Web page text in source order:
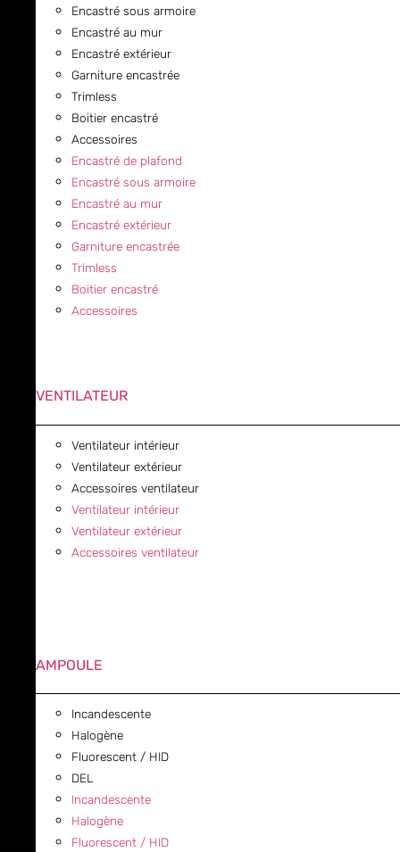
Encastré sous armoire
Encastré au mur
Encastré extérieur
Garniture encastrée
Trimless
Boitier encastré
Accessoires
Encastré de plafond
Encastré sous armoire
Encastré au mur
Encastré extérieur
Garniture encastrée
Trimless
Boitier encastré
Accessoires
VENTILATEUR
Ventilateur intérieur
Ventilateur extérieur
Accessoires ventilateur
Ventilateur intérieur
Ventilateur extérieur
Accessoires ventilateur
AMPOULE
Incandescente
Halogène
Fluorescent / HID
DEL
Incandescente
Halogène
Fluorescent / HID